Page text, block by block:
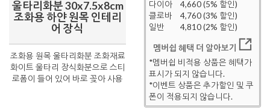
울타리화분 30x7.5x8cm
조화용 하얀 원목 인테리
어 장식
조화용 원목 울타리화분 조화재료
화이트 울타리 장식화분으로 스티
로폼이 들어 있어 바로 꽂아 사용
다이아
4,660 (5% 할인)
클로바
4,760 (3% 할인)
일반
4,810 (2% 할인)
멤버쉽 혜택 더 알아보기
*멤버쉽 비적용 상품은 혜택가
표시가 되지 않습니다.
*이벤트 상품은 추가할인 및 쿠
폰이 적용되지 않습니다.